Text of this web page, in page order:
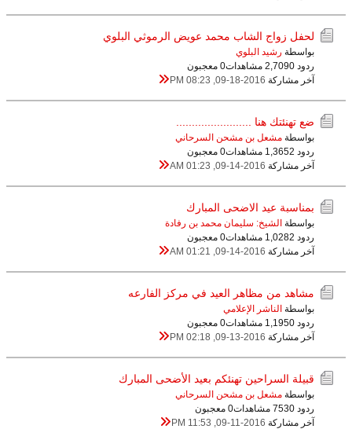
لحفل زواج الشاب محمد عويض الرموثي البلوي
بواسطة رشيد البلوي
ردود 0
2,709 مشاهدات
0 معجبون
آخر مشاركة 09-18-2016, 08:23 PM
ضع تهنئتك هنا ........................
بواسطة مشعل بن مشحن السرحاني
ردود 2
1,365 مشاهدات
0 معجبون
آخر مشاركة 09-14-2016, 01:23 AM
بمناسبة عيد الاضحى المبارك
بواسطة الشيخ: سليمان محمد بن رفادة
ردود 2
1,028 مشاهدات
0 معجبون
آخر مشاركة 09-14-2016, 01:21 AM
مشاهد من مظاهر العيد في مركز الفارعه
بواسطة الناشر الإعلامي
ردود 0
1,195 مشاهدات
0 معجبون
آخر مشاركة 09-13-2016, 02:18 PM
قبيلة السراحين تهنئكم بعيد الأضحى المبارك
بواسطة مشعل بن مشحن السرحاني
ردود 0
753 مشاهدات
0 معجبون
آخر مشاركة 09-11-2016, 11:53 PM